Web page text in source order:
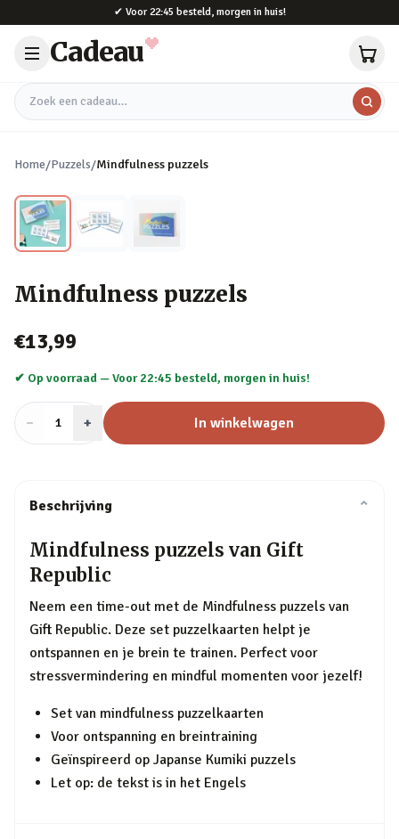
✔ Voor 22:45 besteld, morgen in huis!
Cadeau
Zoek een cadeau
Home/Puzzels/Mindfulness puzzels
Mindfulness puzzels
€13,99
✔ Op voorraad —Voor 22:45 besteld, morgen in huis!
− Aantal
1 + In winkelwagen
Beschrijving ⌄
Mindfulness puzzels van Gift
Republic
Neem een time-out met de Mindfulness puzzels van
Gift Republic. Deze set puzzelkaarten helpt je
ontspannen en je brein te trainen. Perfect voor
stressvermindering en mindful momenten voor jezelf!
Set van mindfulness puzzelkaarten
Voor ontspanning en breintraining
Geïnspireerd op Japanse Kumiki puzzels
Let op: de tekst is in het Engels